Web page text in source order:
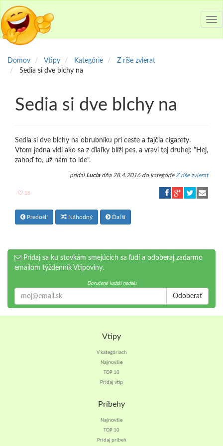
Domov Vtipy Kategórie
Z ríše zvierat
Sedia si dve blchy na
Sedia si dve blchy na
Sedia si dve blchy na obrubníku pri ceste a fajčia cigarety.
Vtom jedna vidí ako sa z ďiaľky blíži pes, a vraví tej druhej: "Hej,
zahoď to, už nám to ide".
pridal Luciadňa 28.4.2016 do kategórie Z ríše zvierat
16
Predošlí Náhodný Ďaľší
Pridaj sa ku stovkám smejúcich sa ľudí a odoberaj zadarmo
emailom týždenník Vtipoviny.
Doručené každú nedeľu
Odoberať
Vtipy
V kategóriach
Najnovšie
TOP 10
Pridaj vtip
Príbehy
Najnovšie
TOP 10
Pridaj príbeh